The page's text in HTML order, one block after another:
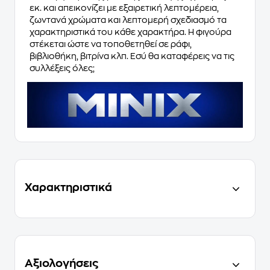
εκ. και απεικονίζει με εξαιρετική λεπτομέρεια,
ζωντανά χρώματα και λεπτομερή σχεδιασμό τα
χαρακτηριστικά του κάθε χαρακτήρα. Η φιγούρα
στέκεται ώστε να τοποθετηθεί σε ράφι,
βιβλιοθήκη, βιτρίνα κλπ. Εσύ θα καταφέρεις να τις
συλλέξεις όλες;
Χαρακτηριστικά
Αξιολογήσεις